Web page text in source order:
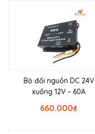
Bộ đổi nguồn DC 24V
xuống 12V – 60A
₫
660.000